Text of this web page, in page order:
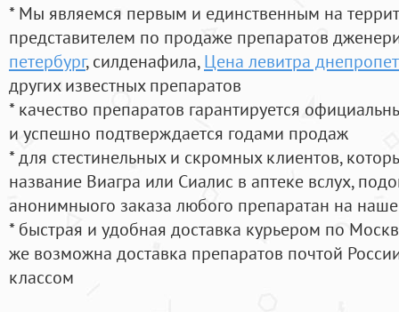
* Мы являемся первым и единственным на
представителем по продаже препаратов
петербург, силденафила, Цена левитра
других известных препаратов
* качество препаратов гарантируется
и успешно подтверждается годами продаж
* для стестинельных и скромных клиентов,
название Виагра или Сиалис в аптеке вслух,
анонимныого заказа любого препаратан на
* быстрая и удобная доставка курьером по
же возможна доставка препаратов почтой
классом